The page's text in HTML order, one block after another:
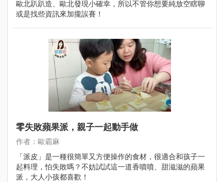
歐北趴趴造、歐北發現小確幸，所以不管你想要純放空瞎聊
或是找些資訊來加攏誒賽！
零失敗蘋果派，親子一起動手做
作者：歐霸麻
「派皮」是一種很簡單又方便操作的食材，很適合和孩子一
起料理，怕失敗嗎？不妨試試這一道香噴噴、甜滋滋的蘋果
派，大人小孩都喜歡！